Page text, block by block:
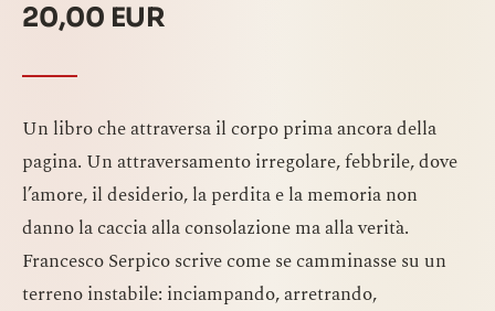
20,00 EUR
Un libro che attraversa il corpo prima ancora della
pagina. Un attraversamento irregolare, febbrile, dove
l’amore, il desiderio, la perdita e la memoria non
danno la caccia alla consolazione ma alla verità.
Francesco Serpico scrive come se camminasse su un
terreno instabile: inciampando, arretrando,